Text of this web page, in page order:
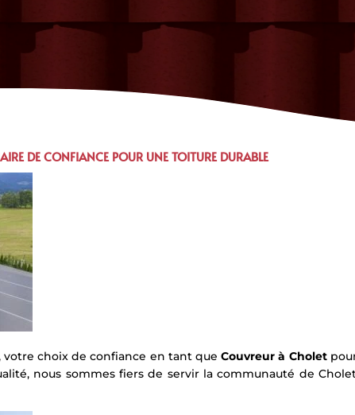
DE CONFIANCE POUR UNE TOITURE DURABLE
votre choix de confiance en tant queCouvreur à Cholet
nous sommes fiers de servir la communauté de